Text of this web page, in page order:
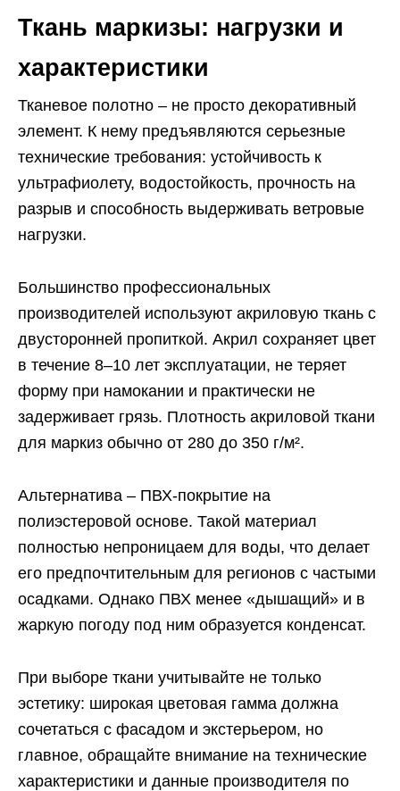
Ткань маркизы: нагрузки и
характеристики
Тканевое полотно – не просто декоративный
элемент. К нему предъявляются серьезные
технические требования: устойчивость к
ультрафиолету, водостойкость, прочность на
разрыв и способность выдерживать ветровые
нагрузки.
Большинство профессиональных
производителей используют акриловую ткань с
двусторонней пропиткой. Акрил сохраняет цвет
в течение 8–10 лет эксплуатации, не теряет
форму при намокании и практически не
задерживает грязь. Плотность акриловой ткани
для маркиз обычно от 280 до 350 г/м².
Альтернатива – ПВХ-покрытие на
полиэстеровой основе. Такой материал
полностью непроницаем для воды, что делает
его предпочтительным для регионов с частыми
осадками. Однако ПВХ менее «дышащий» и в
жаркую погоду под ним образуется конденсат.
При выборе ткани учитывайте не только
эстетику: широкая цветовая гамма должна
сочетаться с фасадом и экстерьером, но
главное, обращайте внимание на технические
характеристики и данные производителя по